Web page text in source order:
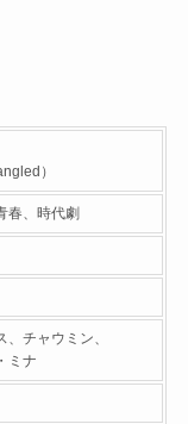
）
春、時代劇
チャウミン、
ミナ